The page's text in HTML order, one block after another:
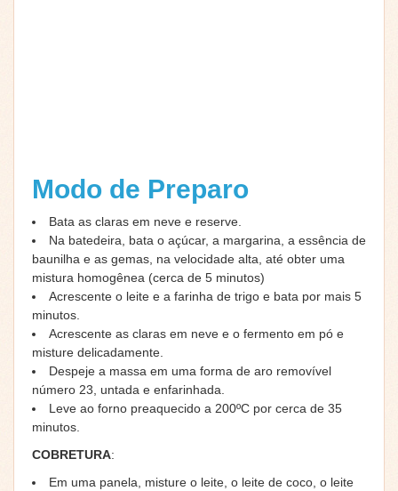
Modo de Preparo
Bata as claras em neve e reserve.
Na batedeira, bata o açúcar, a margarina, a essência de
baunilha e as gemas, na velocidade alta, até obter uma
mistura homogênea (cerca de 5 minutos)
Acrescente o leite e a farinha de trigo e bata por mais 5
minutos.
Acrescente as claras em neve e o fermento em pó e
misture delicadamente.
Despeje a massa em uma forma de aro removível
número 23, untada e enfarinhada.
Leve ao forno preaquecido a 200ºC por cerca de 35
minutos.
COBRETURA:
Em uma panela, misture o leite, o leite de coco, o leite